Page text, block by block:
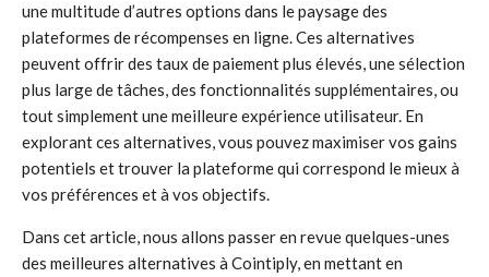
une multitude d’autres options dans le paysage des
plateformes de récompenses en ligne. Ces alternatives
peuvent offrir des taux de paiement plus élevés, une sélection
plus large de tâches, des fonctionnalités supplémentaires, ou
tout simplement une meilleure expérience utilisateur. En
explorant ces alternatives, vous pouvez maximiser vos gains
potentiels et trouver la plateforme qui correspond le mieux à
vos préférences et à vos objectifs.
Dans cet article, nous allons passer en revue quelques-unes
des meilleures alternatives à Cointiply, en mettant en